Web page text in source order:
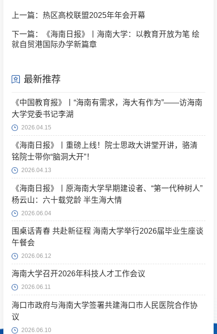
上一篇：热区高校联盟2025年年会开幕
下一篇：《海南日报》丨海南大学：以教育开放为笔 绘
就自贸港国际办学新篇章
最新推荐
《中国教育报》丨“海南有需求，海大有作为”——访海南
大学党委书记李湖
2026.04.15
《海南日报》丨重磅上线！院士思政大讲堂开讲，骆清
铭院士带你“脑洞大开”！
2026.04.13
《海南日报》丨原海南大学早期建设者、“第一代种树人”
杨云山：六十载党龄 半生海大情
2026.06.04
围桌话青春 共赴新征程 海南大学举行2026届毕业生座谈
午餐会
2026.06.12
海南大学召开2026年科技人才工作会议
2026.06.11
海口市政府与海南大学签署共建海口市人民医院合作协
议
2026.06.10